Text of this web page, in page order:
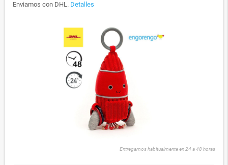
Enviamos con DHL. Detalles
Entregamos habitualmente en 24 a 48 horas